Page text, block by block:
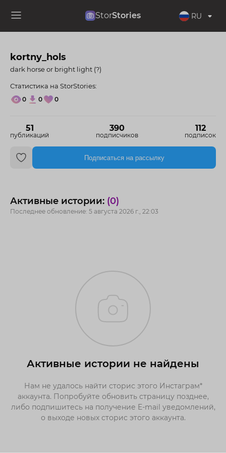
StorStories RU
kortny_hols
51
публикаций
390
подписчиков
112
подписок
dark horse or bright light (?)
Статистика на StorStories:
0 0 0
Подписаться на рассылку
Активные истории: (0)
Последнее обновление: 5 августа 2026 г., 22:03
Активные истории не найдены
Нам не удалось найти сторис этого Инстаграм*
аккаунта. Попробуйте обновить страницу позднее,
либо подпишитесь на получение E-mail уведомлений,
о выходе новых сторис этого аккаунта.